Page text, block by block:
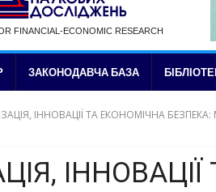
FINANCIAL-ECONOMIC RESEARCH
ЗАКОНОДАВЧА БАЗА
ІННОВАЦІЇ ТА ЕКОНОМІЧНА
ІННОВАЦІЇ